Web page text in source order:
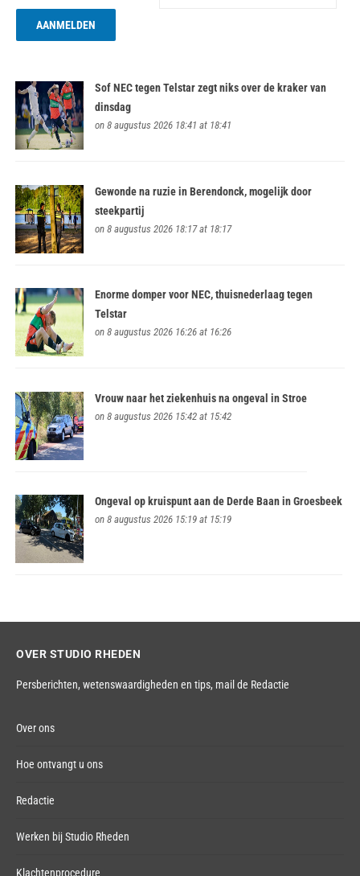
Sof NEC tegen Telstar zegt niks over de kraker van
dinsdag
on 8 augustus 2026 18:41 at 18:41
Gewonde na ruzie in Berendonck, mogelijk door
steekpartij
on 8 augustus 2026 18:17 at 18:17
Enorme domper voor NEC, thuisnederlaag tegen
Telstar
on 8 augustus 2026 16:26 at 16:26
Vrouw naar het ziekenhuis na ongeval in Stroe
on 8 augustus 2026 15:42 at 15:42
Ongeval op kruispunt aan de Derde Baan in Groesbeek
on 8 augustus 2026 15:19 at 15:19
OVER STUDIO RHEDEN
Persberichten, wetenswaardigheden en tips, mail de Redactie
Over ons
Hoe ontvangt u ons
Redactie
Werken bij Studio Rheden
Klachtenprocedure